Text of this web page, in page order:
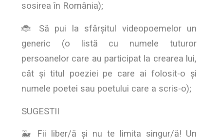
sosirea în România);
🐞 Să pui la sfârșitul videopoemelor un
generic (o listă cu numele tuturor
persoanelor care au participat la crearea lui,
cât și titul poeziei pe care ai folosit-o și
numele poetei sau poetului care a scris-o);
SUGESTII
🐳 Fii liber/ă și nu te limita singur/ă! Un